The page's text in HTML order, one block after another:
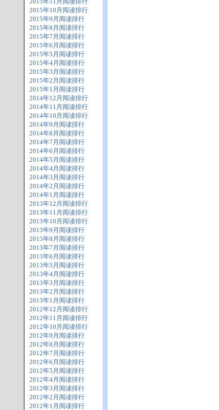
2015年10月阅读排行
2015年9月阅读排行
2015年8月阅读排行
2015年7月阅读排行
2015年6月阅读排行
2015年5月阅读排行
2015年4月阅读排行
2015年3月阅读排行
2015年2月阅读排行
2015年1月阅读排行
2014年12月阅读排行
2014年11月阅读排行
2014年10月阅读排行
2014年9月阅读排行
2014年8月阅读排行
2014年7月阅读排行
2014年6月阅读排行
2014年5月阅读排行
2014年4月阅读排行
2014年3月阅读排行
2014年2月阅读排行
2014年1月阅读排行
2013年12月阅读排行
2013年11月阅读排行
2013年10月阅读排行
2013年9月阅读排行
2013年8月阅读排行
2013年7月阅读排行
2013年6月阅读排行
2013年5月阅读排行
2013年4月阅读排行
2013年3月阅读排行
2013年2月阅读排行
2013年1月阅读排行
2012年12月阅读排行
2012年11月阅读排行
2012年10月阅读排行
2012年9月阅读排行
2012年8月阅读排行
2012年7月阅读排行
2012年6月阅读排行
2012年5月阅读排行
2012年4月阅读排行
2012年3月阅读排行
2012年2月阅读排行
2012年1月阅读排行